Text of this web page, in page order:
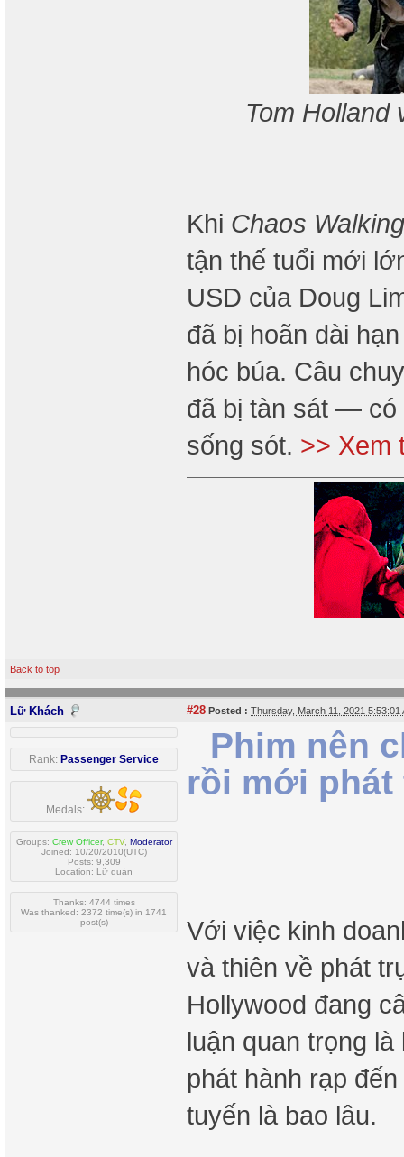
Tom
Khi Chaos Walking
tận thế tuổi mới
USD của Doug
đã bị hoãn dài
hóc búa. Câu
đã bị tàn sát —
sống sót. >> Xem
Back to top
Lữ Khách #28 Posted : Thursday, March 11, 2021 5:53:01
Rank: Passenger Service
Medals:
Groups: Crew Officer, CTV, Moderator
Joined: 10/20/2010(UTC)
Posts: 9,309
Location: Lữ quán
Thanks: 4744 times
Was thanked: 2372 time(s) in 1741
post(s)
Phim nên
rồi mới phát
Với việc kinh
và thiên về phát
Hollywood đang
luận quan trọng
phát hành rạp
tuyến là bao lâu.